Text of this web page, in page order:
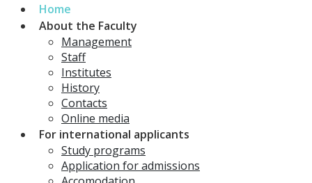
Home
About the Faculty
Management
Staff
Institutes
History
Contacts
Online media
For international applicants
Study programs
Application for admissions